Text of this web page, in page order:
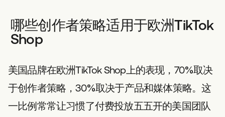
哪些创作者策略适用于欧洲TikTok
Shop
美国品牌在欧洲TikTok Shop上的表现，70%取决
于创作者策略，30%取决于产品和媒体策略。这
一比例常常让习惯了付费投放五五开的美国团队